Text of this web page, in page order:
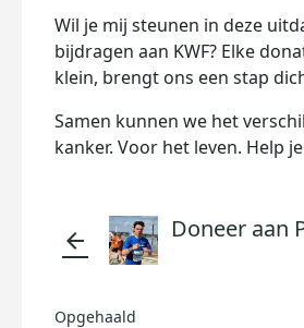
Wil je mij steunen in deze
bijdragen aan KWF? Elke
klein, brengt ons een stap
Samen kunnen we het
kanker. Voor het leven. Help
arrow_back Doneer aan
Opgehaald